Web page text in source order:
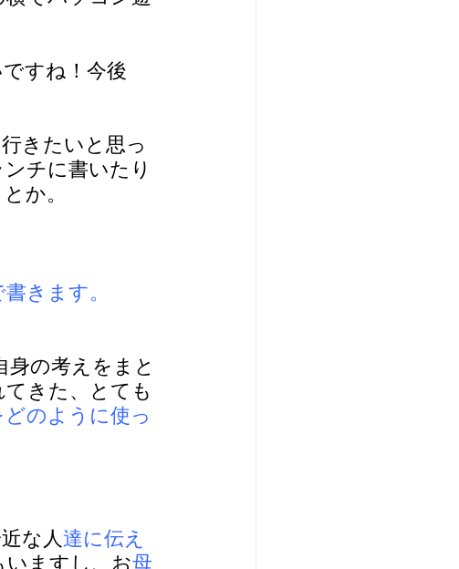
すね！今後
きたいと思っ
チに書いたり
か。
きます。
の考えをまと
きた、とても
どのように使っ
な人達に伝え
ますし、お母